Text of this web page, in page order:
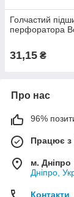
Голчастий
перфоратора
31,15 ₴
Про нас
96%
Працює з
м. Дніпро
Дніпро,
Контакти